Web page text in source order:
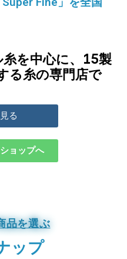
を中心に、15製
る糸の専門店で
見る
ョップへ
品を選ぶ
ップ